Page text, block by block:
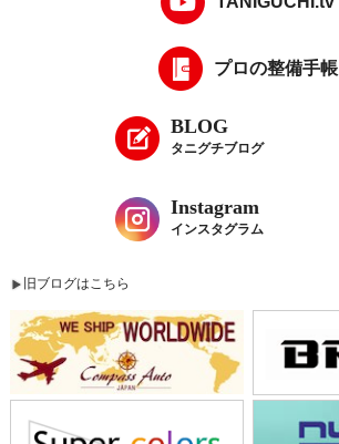
プロの整備手帳
BLOG
タニグチブログ
Instagram
インスタグラム
旧ブログはこちら